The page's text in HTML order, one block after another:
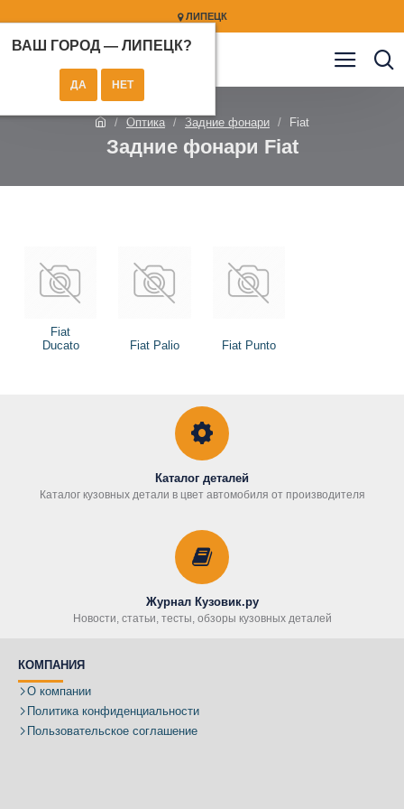
ЛИПЕЦК
ВАШ ГОРОД — ЛИПЕЦК?
Оптика Задние фонари Fiat
Задние фонари Fiat
Fiat
Ducato
Fiat Palio Fiat Punto
Каталог деталей
Каталог кузовных детали в цвет автомобиля от производителя
Журнал Кузовик.ру
Новости, статьи, тесты, обзоры кузовных деталей
КОМПАНИЯ
О компании
Политика конфиденциальности
Пользовательское соглашение